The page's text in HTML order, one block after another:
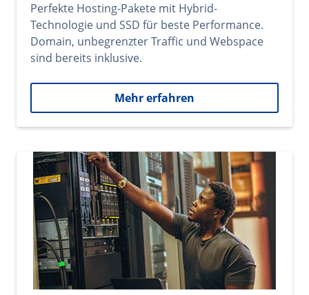
Perfekte Hosting-Pakete mit Hybrid-
Technologie und SSD für beste Performance.
Domain, unbegrenzter Traffic und Webspace
sind bereits inklusive.
Mehr erfahren